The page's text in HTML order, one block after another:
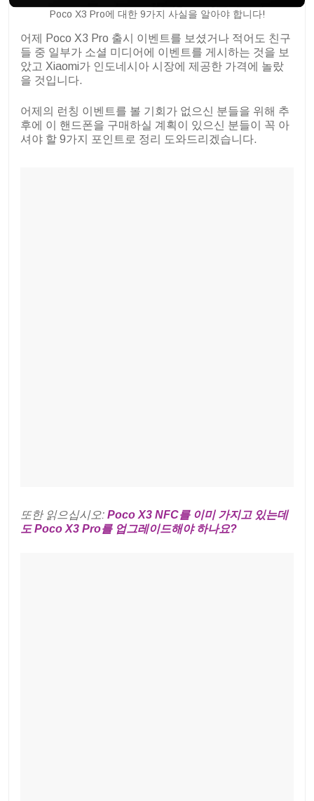
Poco X3 Pro에 대한 9가지 사실을 알아야 합니다!
어제 Poco X3 Pro 출시 이벤트를 보셨거나 적어도 친구
들 중 일부가 소셜 미디어에 이벤트를 게시하는 것을 보
았고 Xiaomi가 인도네시아 시장에 제공한 가격에 놀랐
을 것입니다.
어제의 런칭 이벤트를 볼 기회가 없으신 분들을 위해 추
후에 이 핸드폰을 구매하실 계획이 있으신 분들이 꼭 아
셔야 할 9가지 포인트로 정리 도와드리겠습니다.
또한 읽으십시오: Poco X3 NFC를 이미 가지고 있는데
도 Poco X3 Pro를 업그레이드해야 하나요?